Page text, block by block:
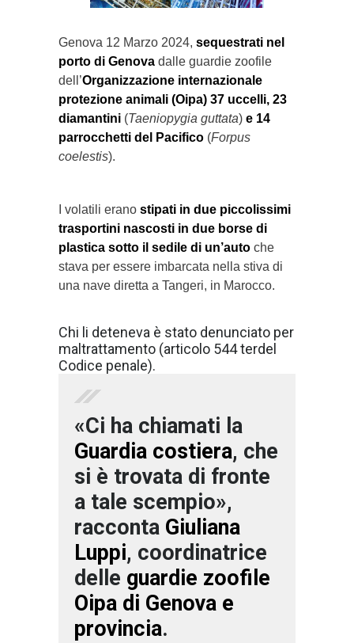
Genova 12 Marzo 2024, sequestrati nel
porto di Genova dalle guardie zoofile
dell’Organizzazione internazionale
protezione animali (Oipa) 37 uccelli, 23
diamantini (Taeniopygia guttata) e 14
parrocchetti del Pacifico (Forpus
coelestis).
I volatili erano stipati in due piccolissimi
trasportini nascosti in due borse di
plastica sotto il sedile di un’auto che
stava per essere imbarcata nella stiva di
una nave diretta a Tangeri, in Marocco.
Chi li deteneva è stato denunciato per
maltrattamento (articolo 544 terdel
Codice penale).
«Ci ha chiamati la
Guardia costiera, che
si è trovata di fronte
a tale scempio»,
racconta Giuliana
Luppi, coordinatrice
delle guardie zoofile
Oipa di Genova e
provincia.